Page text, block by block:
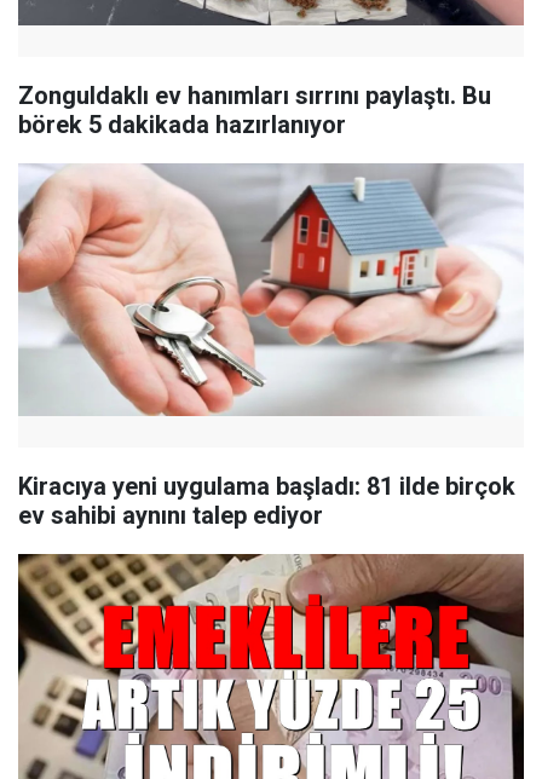
Zonguldaklı ev hanımları sırrını paylaştı. Bu
börek 5 dakikada hazırlanıyor
Kiracıya yeni uygulama başladı: 81 ilde birçok
ev sahibi aynını talep ediyor